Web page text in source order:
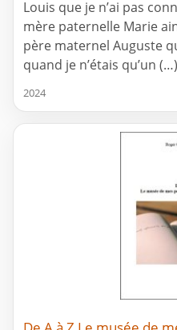
Louis que je n’ai pas
mère paternelle Marie
père maternel Auguste
quand je n’étais qu’un (…)
2024